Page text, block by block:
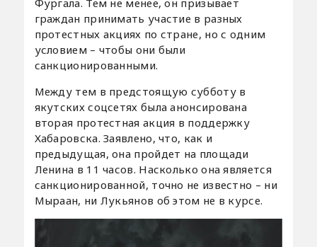
граждан принимать участие в разных
протестных акциях по стране, но с одним
условием – чтобы они были
санкционированными.
Между тем в предстоящую субботу в
якутских соцсетях была анонсирована
вторая протестная акция в поддержку
Хабаровска. Заявлено, что, как и
предыдущая, она пройдет на площади
Ленина в 11 часов. Насколько она является
санкционированной, точно не известно – ни
Мыраан, ни Лукьянов об этом не в курсе.